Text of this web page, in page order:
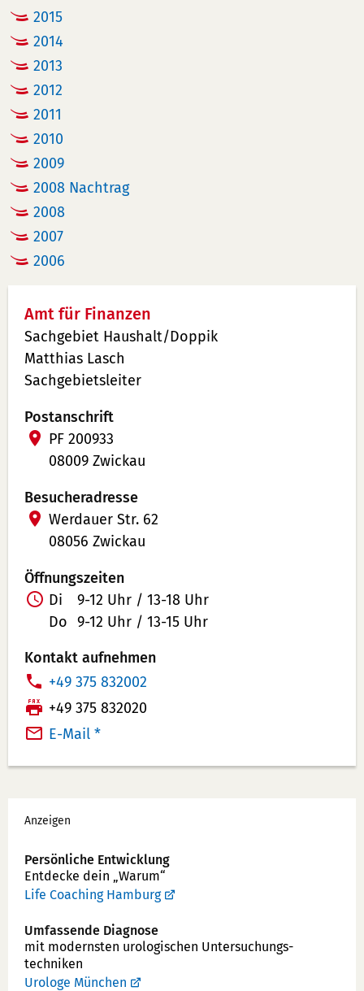
2015
2014
2013
2012
2011
2010
2009
2008 Nachtrag
2008
2007
2006
Amt für Finanzen
Sachgebiet Haushalt/Doppik
Matthias Lasch
Sachgebietsleiter
Postanschrift
PF 200933
08009 Zwickau
Besucheradresse
Werdauer Str. 62
08056 Zwickau
Öffnungszeiten
Di
9-12 Uhr / 13-18 Uhr
Do 9-12 Uhr / 13-15 Uhr
Kontakt aufnehmen
T
e
l
f
n
u
m
m
e
r:
+49 375 832002
F
a
+49 375 832020
E-Mail *
Werbung
Anzeigen
Persönliche Entwicklung
Entdecke dein „Warum“
Life Coaching Hamburg
Umfassende Diagnose
mit modernsten uro­logischen Unter­suchungs­
techniken
Urologe München